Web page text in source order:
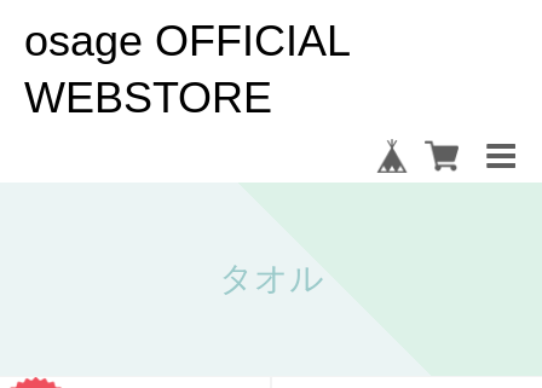
osage OFFICIAL
WEBSTORE
タオル